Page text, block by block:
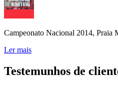
Campeonato Nacional 2014, Praia
Ler mais
Testemunhos de